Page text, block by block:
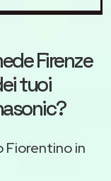
Firenze
tuoi
Fiorentino in